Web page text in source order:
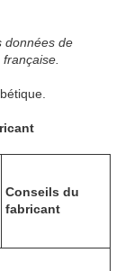
données de
Conseils du
fabricant